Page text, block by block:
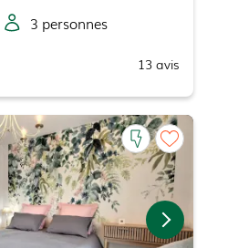
3 personnes
13 avis